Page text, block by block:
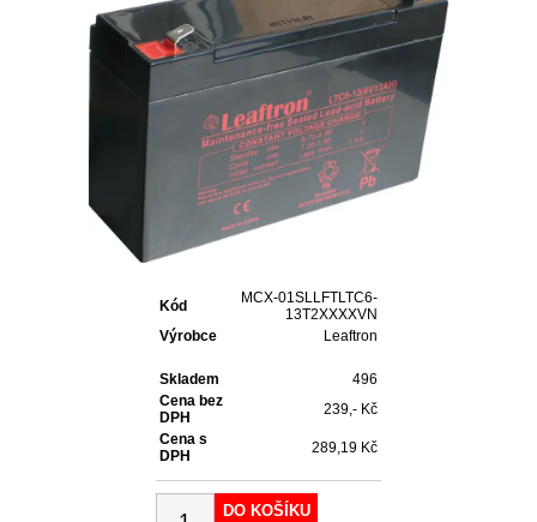
Zapomenuté heslo
Kód
MCX-01SLLFTLTC6-
13T2XXXXVN
Výrobce
Leaftron
Skladem
496
Cena bez
DPH
239,- Kč
Cena s
DPH
289,19 Kč
DO KOŠÍKU